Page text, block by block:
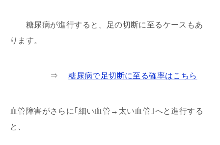
糖尿病が進行すると、足の切断に至るケースもあ
ります。
⇒糖尿病で足切断に至る確率はこちら
血管障害がさらに｢細い血管→太い血管｣へと進行する
と、